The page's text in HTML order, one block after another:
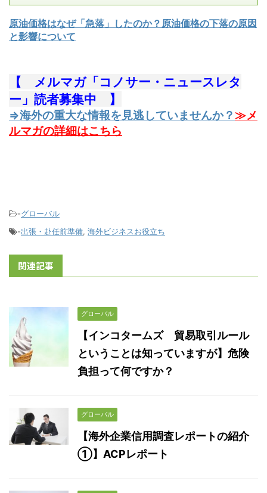
原油価格はなぜ「急落」したのか？原油価格の下落の原因
と影響について
【 メルマガ「コノサー・ニュースレタ
ー」読者募集中 】
⇒海外の重大な情報を見逃していませんか？ ≫メ
ルマガの詳細はこちら
-グローバル
-出張・赴任前準備, 海外ビジネスお役立ち
関連記事
グローバル
【インコタームズ 貿易取引ルール
ということは知っていますが】危険
負担って何ですか？
グローバル
【海外企業信用調査レポートの紹介
①】ACPレポート